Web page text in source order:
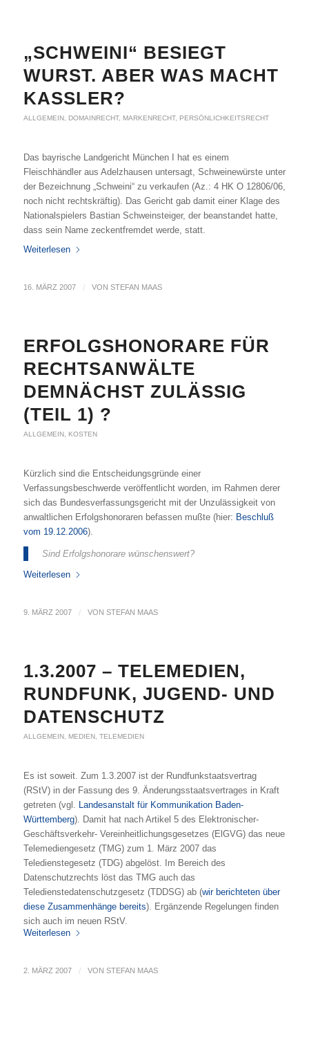
„SCHWEINI“ BESIEGT
WURST. ABER WAS MACHT
KASSLER?
ALLGEMEIN, DOMAINRECHT, MARKENRECHT, PERSÖNLICHKEITSRECHT
Das bayrische Landgericht München I hat es einem
Fleischhändler aus Adelzhausen untersagt, Schweinewürste unter
der Bezeichnung „Schweini“ zu verkaufen (Az.: 4 HK O 12806/06,
noch nicht rechtskräftig). Das Gericht gab damit einer Klage des
Nationalspielers Bastian Schweinsteiger, der beanstandet hatte,
dass sein Name zeckentfremdet werde, statt.
Weiterlesen
16. MÄRZ 2007 / VON STEFAN MAAS
ERFOLGSHONORARE FÜR
RECHTSANWÄLTE
DEMNÄCHST ZULÄSSIG
(TEIL 1) ?
ALLGEMEIN, KOSTEN
Kürzlich sind die Entscheidungsgründe einer
Verfassungsbeschwerde veröffentlicht worden, im Rahmen derer
sich das Bundesverfassungsgericht mit der Unzulässigkeit von
anwaltlichen Erfolgshonoraren befassen mußte (hier: Beschluß
vom 19.12.2006).
Sind Erfolgshonorare wünschenswert?
Weiterlesen
9. MÄRZ 2007 / VON STEFAN MAAS
1.3.2007 – TELEMEDIEN,
RUNDFUNK, JUGEND- UND
DATENSCHUTZ
ALLGEMEIN, MEDIEN, TELEMEDIEN
Es ist soweit. Zum 1.3.2007 ist der Rundfunkstaatsvertrag
(RStV) in der Fassung des 9. Änderungsstaatsvertrages in Kraft
getreten (vgl.
Landesanstalt für Kommunikation Baden-
Württemberg). Damit hat nach Artikel 5 des Elektronischer-
Geschäftsverkehr- Vereinheitlichungsgesetzes (ElGVG) das neue
Telemediengesetz (TMG) zum 1. März 2007 das
Teledienstegesetz (TDG) abgelöst. Im Bereich des
Datenschutzrechts löst das TMG auch das
Teledienstedatenschutzgesetz (TDDSG) ab (wir berichteten über
diese Zusammenhänge bereits). Ergänzende Regelungen finden
sich auch im neuen RStV.
Weiterlesen
2. MÄRZ 2007 / VON STEFAN MAAS